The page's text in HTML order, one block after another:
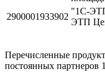
2900001933902
"1С-
ЭТП
Перечисленные
постоянных партнеров